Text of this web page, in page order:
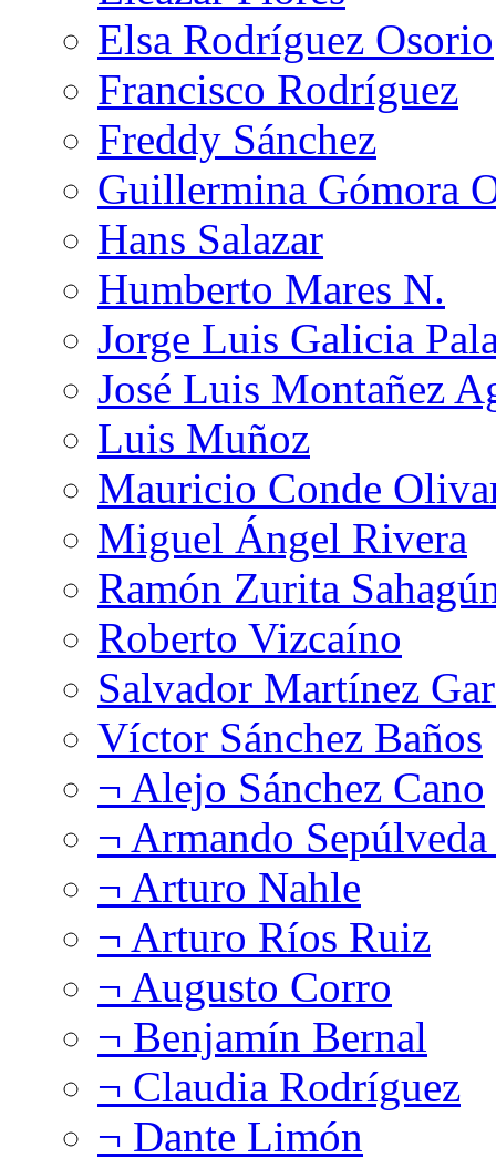
Elsa Rodríguez Osorio
Francisco Rodríguez
Freddy Sánchez
Guillermina Gómora
Hans Salazar
Humberto Mares N.
Jorge Luis Galicia
José Luis Montañez
Luis Muñoz
Mauricio Conde
Miguel Ángel Rivera
Ramón Zurita
Roberto Vizcaíno
Salvador Martínez
Víctor Sánchez Baños
¬ Alejo Sánchez Cano
¬ Armando
¬ Arturo Nahle
¬ Arturo Ríos Ruiz
¬ Augusto Corro
¬ Benjamín Bernal
¬ Claudia Rodríguez
¬ Dante Limón